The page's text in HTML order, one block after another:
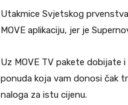
Utakmice Svjetskog
MOVE aplikaciju, jer je
Uz MOVE TV pakete dobijate
ponuda koja vam donosi čak
naloga za istu cijenu.